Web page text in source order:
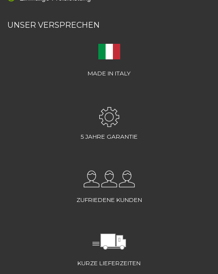
UNSER VERSPRECHEN
MADE IN ITALY
5 JAHRE GARANTIE
ZUFRIEDENE KUNDEN
KURZE LIEFERZEITEN